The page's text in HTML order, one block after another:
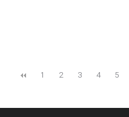
1 2 3 4 5